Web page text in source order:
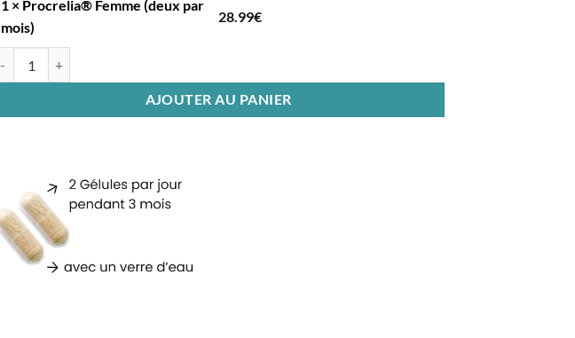
1 × Procrelia® Femme (deux par
mois)
28.99€
AJOUTER AU PANIER